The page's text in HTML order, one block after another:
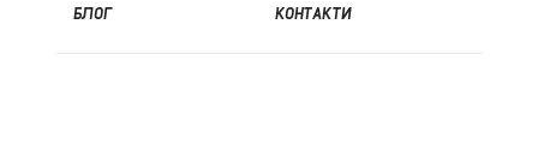
БЛОГ
КОНТАКТИ